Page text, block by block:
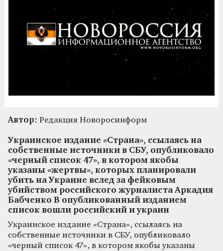
Автор: Редакция Новоросинформ
Украинское издание «Страна», ссылаясь на
собственные источники в СБУ, опубликовало
«черный список 47», в котором якобы
указаны «жертвы», которых планировали
убить на Украине вслед за фейковым
убийством российского журналиста Аркадия
Бабченко В опубликованный изданием
список вошли российский и украин
Украинское издание «Страна», ссылаясь на
собственные источники в СБУ, опубликовало
«черный список 47», в котором якобы указаны